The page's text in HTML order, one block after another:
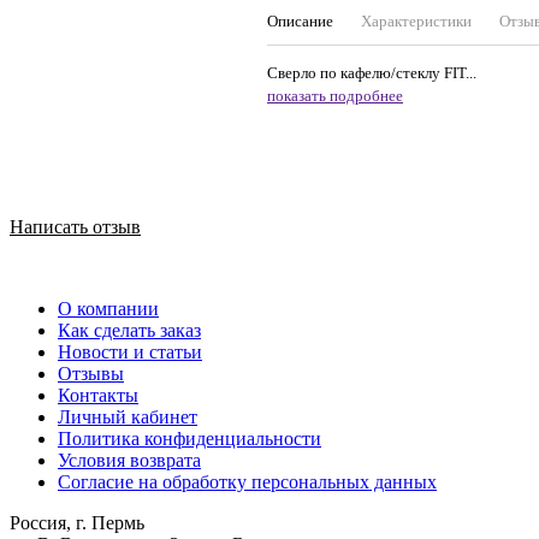
Описание Характеристики
Сверло по кафелю/стеклу FIT...
показать подробнее
Написать отзыв
О компании
Как сделать заказ
Новости и статьи
Отзывы
Контакты
Личный кабинет
Политика конфиденциальности
Условия возврата
Согласие на обработку персональных данных
Россия, г. Пермь